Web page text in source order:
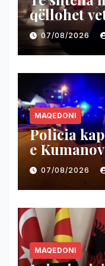
qëllohet
persona
07/08/2026
MAQEDONI
Policia
e
07/08/2026
MAQEDONI